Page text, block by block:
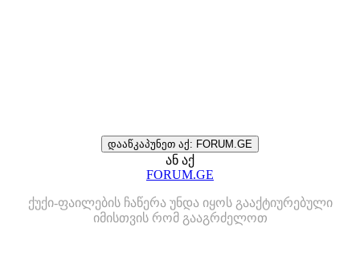
დააწკაპუნეთ აქ: FORUM.GE
ან აქ
FORUM.GE
ქუქი-ფაილების ჩაწერა უნდა იყოს გააქტიურებული
იმისთვის რომ გააგრძელოთ